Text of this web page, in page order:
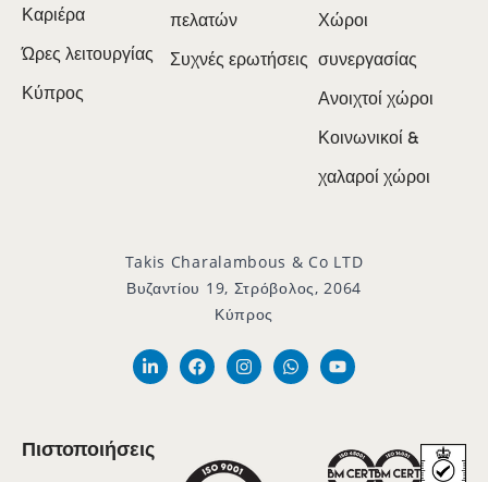
Καριέρα
Ώρες λειτουργίας
Κύπρος
πελατών
Συχνές ερωτήσεις
Χώροι
συνεργασίας
Ανοιχτοί χώροι
Κοινωνικοί &
χαλαροί χώροι
Takis Charalambous & Co LTD
Βυζαντίου 19, Στρόβολος, 2064
Κύπρος
Πιστοποιήσεις